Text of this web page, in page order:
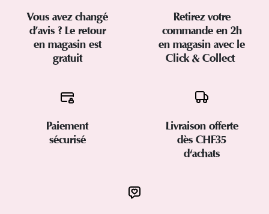
Vous avez changé
d’avis ? Le retour
en magasin est
gratuit
Retirez votre
commande en 2h
en magasin avec le
Click & Collect
Paiement
sécurisé
Livraison offerte
dès CHF35
d'achats